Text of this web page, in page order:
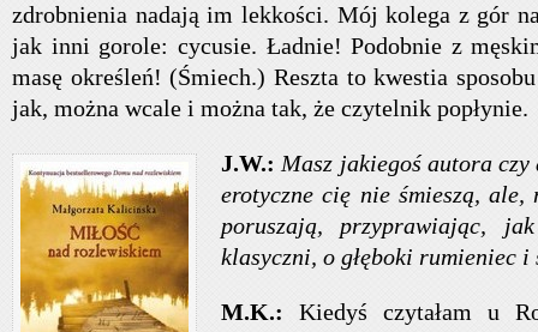
zdrobnienia nadają im lekkości. Mój kolega z gór
jak inni gorole: cycusie. Ładnie! Podobnie z
masę określeń! (Śmiech.) Reszta to kwestia
jak, można wcale i można tak, że czytelnik popłynie.
J.W.: Masz jakiegoś autora
erotyczne cię nie śmieszą, ale,
poruszają, przyprawiając,
klasyczni, o głęboki rumieniec i
M.K.: Kiedyś czytałam u